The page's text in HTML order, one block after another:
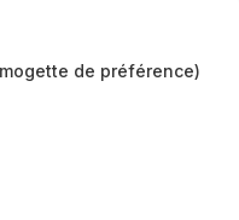
de préférence)